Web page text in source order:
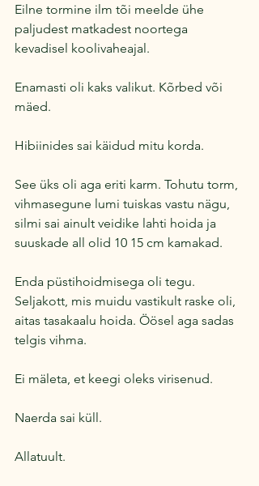
Eilne tormine ilm tõi meelde ühe
paljudest matkadest noortega
kevadisel koolivaheajal.
Enamasti oli kaks valikut. Kõrbed või
mäed.
Hibiinides sai käidud mitu korda.
See üks oli aga eriti karm. Tohutu torm,
vihmasegune lumi tuiskas vastu nägu,
silmi sai ainult veidike lahti hoida ja
suuskade all olid 10 15 cm kamakad.
Enda püstihoidmisega oli tegu.
Seljakott, mis muidu vastikult raske oli,
aitas tasakaalu hoida. Öösel aga sadas
telgis vihma.
Ei mäleta, et keegi oleks virisenud.
Naerda sai küll.
Allatuult.